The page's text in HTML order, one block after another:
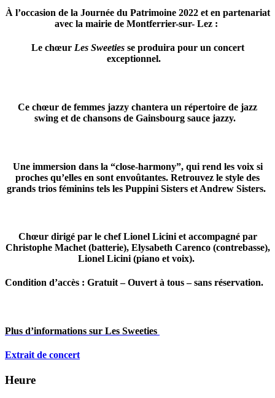
À l’occasion de la Journée du Patrimoine 2022 et en partenariat
avec la mairie de Montferrier-sur- Lez :
Le chœur Les Sweetiesse produira pour un concert
exceptionnel.
Ce chœur de femmes jazzy chantera un répertoire de jazz
swing et de chansons de Gainsbourg sauce jazzy.
Une immersion dans la “close-harmony”, qui rend les voix si
proches qu’elles en sont envoûtantes. Retrouvez le style des
grands trios féminins tels les Puppini Sisters et Andrew Sisters.
Chœur dirigé par le chef Lionel Licini et accompagné par
Christophe Machet (batterie), Elysabeth Carenco (contrebasse),
Lionel Licini (piano et voix).
Condition d’accès : Gratuit – Ouvert à tous – sans réservation.
Plus d’informations sur Les Sweeties
Extrait de concert
Heure